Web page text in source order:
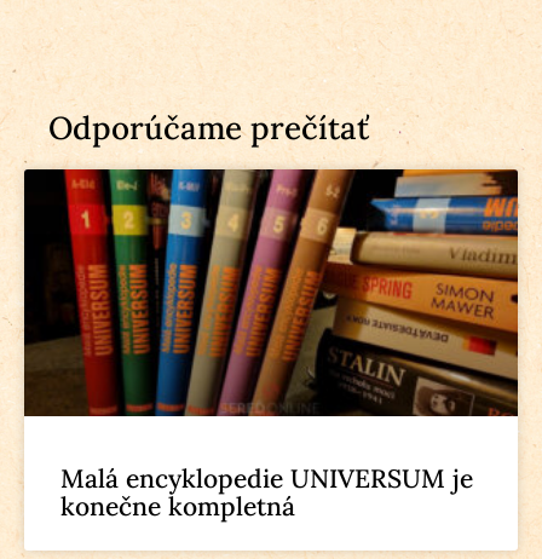
Odporúčame prečítať
Malá encyklopedie UNIVERSUM je
konečne kompletná